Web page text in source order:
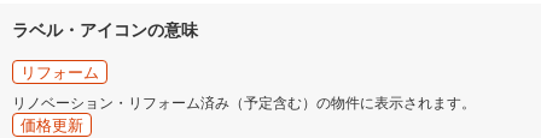
ラベル・アイコンの意味
リフォーム
リノベーション・リフォーム済み（予定含む）の物件に表示されます。
価格更新